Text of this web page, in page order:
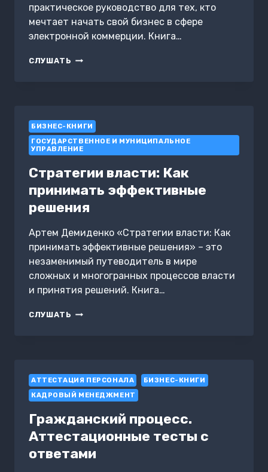
практическое руководство для тех, кто
мечтает начать свой бизнес в сфере
электронной коммерции. Книга…
СЛУШАТЬ КАК
БИЗНЕС-КНИГИ
ГОСУДАРСТВЕННОЕ И МУНИЦИПАЛЬНОЕ
УПРАВЛЕНИЕ
Стратегии власти: Как
принимать эффективные
решения
Артем Демиденко «Стратегии власти: Как
принимать эффективные решения» – это
незаменимый путеводитель в мире
сложных и многогранных процессов власти
и принятия решений. Книга…
СЛУШАТЬ СТРАТЕГИИ
АТТЕСТАЦИЯ ПЕРСОНАЛА
БИЗНЕС-КНИГИ
КАДРОВЫЙ МЕНЕДЖМЕНТ
Гражданский процесс.
Аттестационные тесты с
ответами